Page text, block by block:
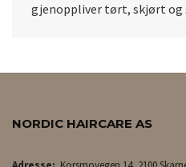
gjenoppliver tørt, skjørt og
NORDIC HAIRCARE AS